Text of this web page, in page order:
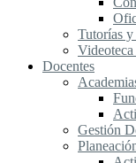
Tutorías y
Docentes
Gestión